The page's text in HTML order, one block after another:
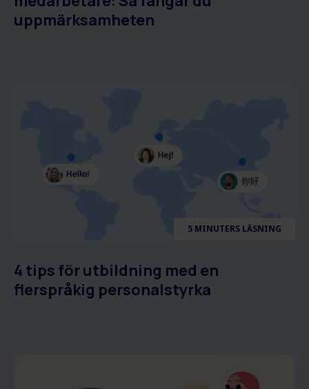
uppmärksamheten
5 MINUTERS LÄSNING
4 tips för utbildning med en
flerspråkig personalstyrka